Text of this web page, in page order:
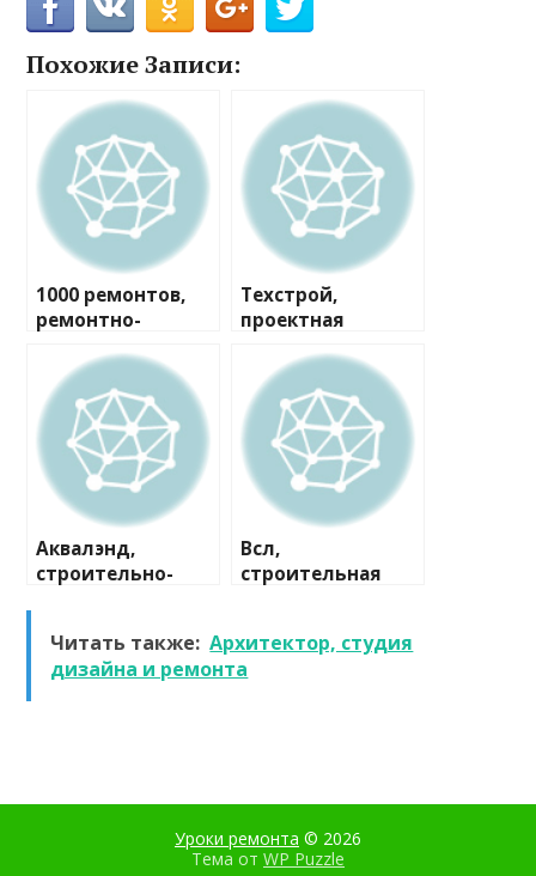
Похожие Записи:
1000 ремонтов,
ремонтно-
компания
Техстрой,
проектная
Аквалэнд,
строительно-
Всл,
строительная
Читать также: Архитектор, студия
дизайна и ремонта
Уроки ремонта © 2026
Тема от WP Puzzle